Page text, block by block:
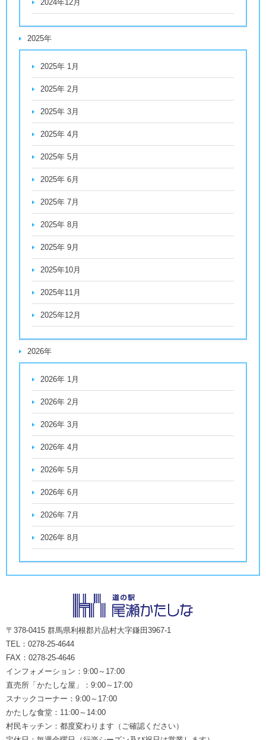
2024年12月
2025年
2025年 1月
2025年 2月
2025年 3月
2025年 4月
2025年 5月
2025年 6月
2025年 7月
2025年 8月
2025年 9月
2025年10月
2025年11月
2025年12月
2026年
2026年 1月
2026年 2月
2026年 3月
2026年 4月
2026年 5月
2026年 6月
2026年 7月
2026年 8月
〒378-0415 群馬県利根郡片品村大字鎌田3967-1
TEL：0278-25-4644
FAX：0278-25-4646
インフォメーション：9:00～17:00
直売所「かたしな屋」：9:00～17:00
スナックコーナー：9:00～17:00
かたしな食堂：11:00～14:00
村民キッチン：都度変わります（ご確認ください）